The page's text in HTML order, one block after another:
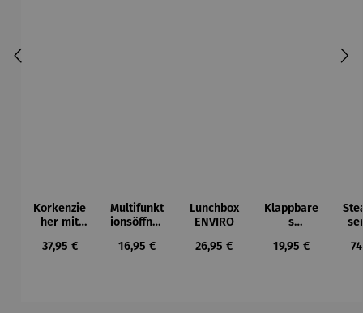
Korkenzie
her mit
em
Regulärer Preis:
37,95 €
Multifunkt
ionsöffner
PRACTICO
Regulärer Preis:
16,95 €
Lunchbox
ENVIRO
Regulärer Preis:
26,95 €
Klappbare
s
esser
Regulärer Preis:
19,95 €